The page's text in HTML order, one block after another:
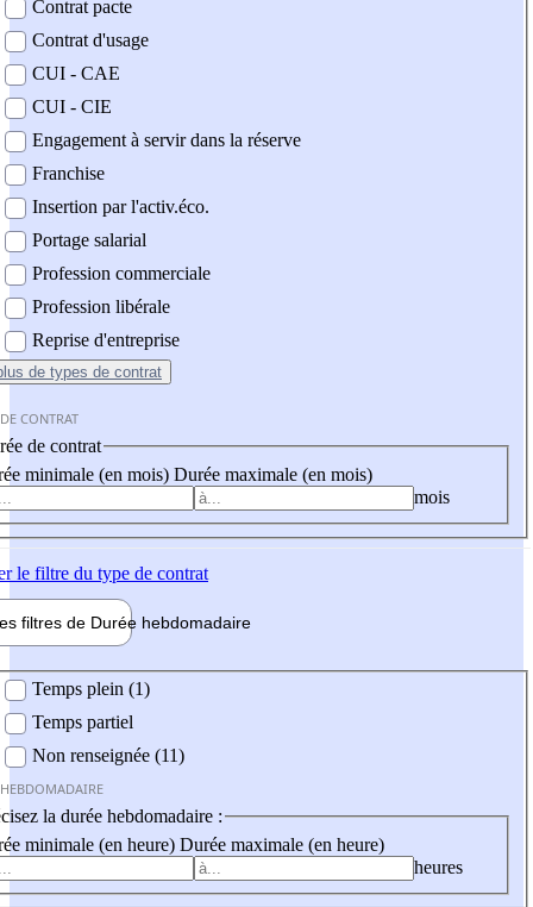
Contrat pacte
Contrat d'usage
CUI - CAE
CUI - CIE
Engagement à servir dans la réserve
Franchise
Insertion par l'activ.éco.
Portage salarial
Profession commerciale
Profession libérale
Reprise d'entreprise
de types de contrat
CONTRAT
de contrat
minimale (en mois) Durée maximale (en mois)
mois
le filtre du type de contrat
filtres de Durée hebdomadaire
Temps plein (1)
Temps partiel
Non renseignée (11)
la durée hebdomadaire :
minimale (en heure) Durée maximale (en heure)
heures